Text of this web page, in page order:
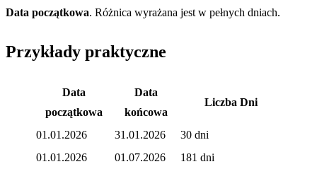
Data początkowa. Różnica wyrażana jest w pełnych dniach.
Przykłady praktyczne
Data
początkowa
Data
końcowa
Liczba Dni
01.01.2026 31.01.2026
30 dni
01.01.2026
01.07.2026
181 dni